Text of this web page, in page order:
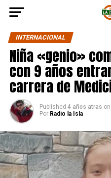
INTERNACIONAL
Niña «genio»
con 9 años
carrera de
Published 4 años atras on
Por Radio la Isla